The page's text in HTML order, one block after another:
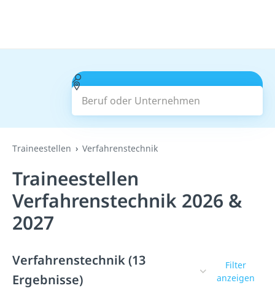
Beruf oder Unternehmen
Suchen
Traineestellen Verfahrenstechnik
Traineestellen
Verfahrenstechnik 2026 &
2027
Verfahrenstechnik (13
Ergebnisse)
Filter
anzeigen